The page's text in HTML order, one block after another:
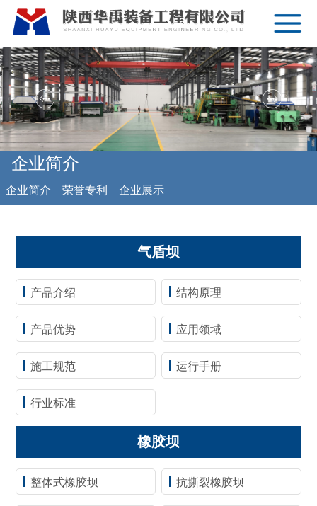
企业简介
企业简介 荣誉专利 企业展示
气盾坝
产品介绍 结构原理
产品优势 应用领域
施工规范 运行手册
行业标准
橡胶坝
整体式橡胶坝 抗撕裂橡胶坝